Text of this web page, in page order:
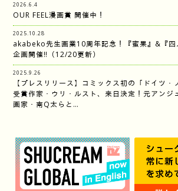
2026.6.4
OUR FEEL漫画賞 開催中！
2025.10.28
akabeko先生画業10周年記念！『蜜果』&『四
企画開催‼︎（12/20更新）
2025.9.26
【プレスリリース】コミックス初の「ドイツ・
受賞作家・ウリ・ルスト、来日決定！元アンジ
画家・南Q太らと…